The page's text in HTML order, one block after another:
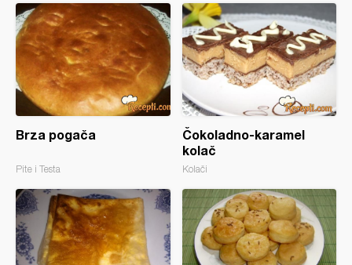
Brza pogača
Pite i Testa
Čokoladno-karamel
kolač
Kolači